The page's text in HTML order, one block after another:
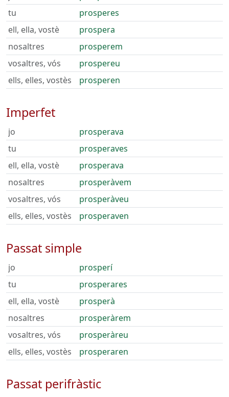
tu
prosperes
ell, ella, vostè
prospera
nosaltres
prosperem
vosaltres, vós
prospereu
ells, elles, vostès
prosperen
Imperfet
jo
prosperava
tu
prosperaves
ell, ella, vostè
prosperava
nosaltres
prosperàvem
vosaltres, vós
prosperàveu
ells, elles, vostès
prosperaven
Passat simple
jo
prosperí
tu
prosperares
ell, ella, vostè
prosperà
nosaltres
prosperàrem
vosaltres, vós
prosperàreu
ells, elles, vostès
prosperaren
Passat perifràstic